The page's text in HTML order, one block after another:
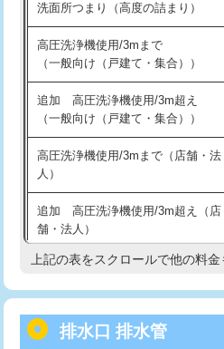
バスタブ設置
追加人工
廃棄・処分
※給水管工事は20mmまでの価格
給水管工事※（ホール加工)
給水管工事※（バンド止め)
給水管工事※（支持金具設置)
給水管工事※（保温材使用（バン
め込み）)
給水管工事※（土の掘削・埋め戻
業)
給水管工事※（塩ビ管（VP・HI）使
用/3ｍまで)
用（追加）/3ｍ超え)
洗面所つまり（高度の詰まり）
高圧洗浄機使用/3mまで
（一般向け（戸建て・集合））
追加 高圧洗浄機使用/3m超え
（一般向け（戸建て・集合））
高圧洗浄機使用/3mまで（店舗・法
人）
追加 高圧洗浄機使用/3m超え（店
舗・法人）
高度高圧洗浄換
トーラー機使用/3mまで
上記の表をスクロールで他の料金
排水口 排水管